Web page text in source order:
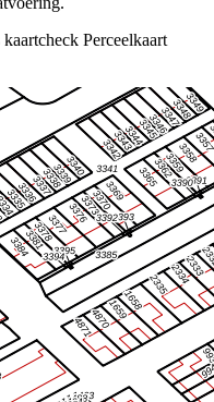
kaartcheck Perceelkaart